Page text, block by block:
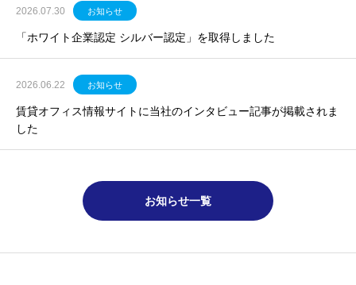
2026.07.30 お知らせ
「ホワイト企業認定 シルバー認定」を取得しました
2026.06.22 お知らせ
賃貸オフィス情報サイトに当社のインタビュー記事が掲載されま
した
お知らせ一覧